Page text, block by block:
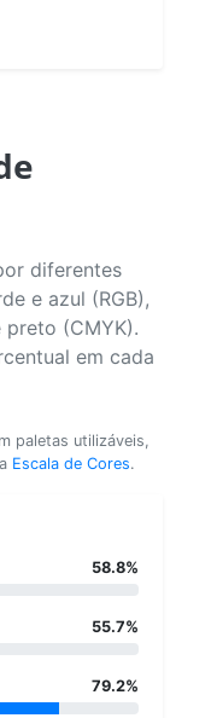
diferentes
e azul (RGB),
preto (CMYK).
em cada
paletas utilizáveis,
Escala de Cores.
58.8%
55.7%
79.2%